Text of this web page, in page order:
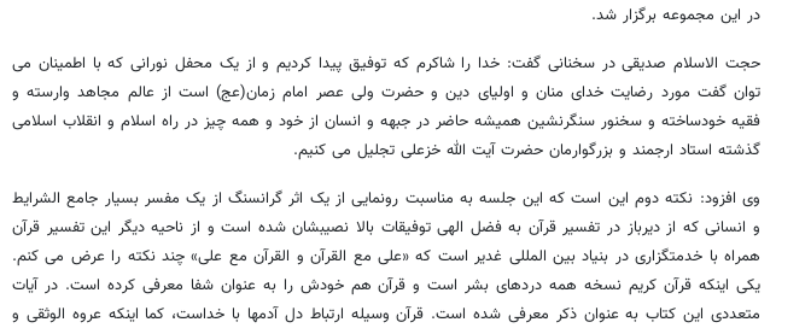
در این مجموعه برگزار شد.
حجت الاسلام صدیقی در سخنانی گفت: خدا را شاکرم که توفیق پیدا کردیم و از یک محفل نورانی که با اطمینان می
توان گفت مورد رضایت خدای منان و اولیای دین و حضرت ولی عصر امام زمان(عج) است از عالم مجاهد وارسته و
فقیه خودساخته و سخنور سنگرنشین همیشه حاضر در جبهه و انسان از خود و همه چیز در راه اسلام و انقلاب اسلامی
گذشته استاد ارجمند و بزرگوارمان حضرت آیت الله خزعلی تجلیل می کنیم.
وی افزود: نکته دوم این است که این جلسه به مناسبت رونمایی از یک اثر گرانسنگ از یک مفسر بسیار جامع الشرایط
و انسانی که از دیرباز در تفسیر قرآن به فضل الهی توفیقات بالا نصیبشان شده است و از ناحیه دیگر این تفسیر قرآن
همراه با خدمتگزاری در بنیاد بین المللی غدیر است که «علی مع القرآن و القرآن مع علی» چند نکته را عرض می کنم.
یکی اینکه قرآن کریم نسخه همه دردهای بشر است و قرآن هم خودش را به عنوان شفا معرفی کرده است. در آیات
متعددی این کتاب به عنوان ذکر معرفی شده است. قرآن وسیله ارتباط دل آدمها با خداست، کما اینکه عروه الوثقی و